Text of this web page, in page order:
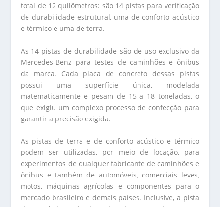
total de 12 quilômetros: são 14 pistas para verificação
de durabilidade estrutural, uma de conforto acústico
e térmico e uma de terra.
As 14 pistas de durabilidade são de uso exclusivo da
Mercedes-Benz para testes de caminhões e ônibus
da marca. Cada placa de concreto dessas pistas
possui uma superfície única, modelada
matematicamente e pesam de 15 a 18 toneladas, o
que exigiu um complexo processo de confecção para
garantir a precisão exigida.
As pistas de terra e de conforto acústico e térmico
podem ser utilizadas, por meio de locação, para
experimentos de qualquer fabricante de caminhões e
ônibus e também de automóveis, comerciais leves,
motos, máquinas agrícolas e componentes para o
mercado brasileiro e demais países. Inclusive, a pista